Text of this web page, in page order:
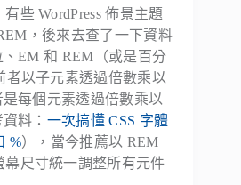
些 WordPress 佈景主題
，後來去查了一下資料
EM 和 REM（或是百分
者以子元素透過倍數乘以
每個元素透過倍數乘以
料： 一次搞懂 CSS 字體
%），當今推薦以 REM
尺寸統一調整所有元件